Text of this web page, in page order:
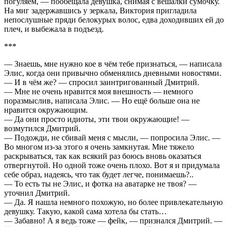
На миг задержавшись у зеркала, Виктория пригладила
непослушные пряди белокурых волос, едва доходивших ей до
плеч, и выбежала в подъезд.
***
— Знаешь, мне нужно кое в чём тебе признаться, — написала
Элис, когда они привычно обменялись дневными новостями.
— И в чём же? — спросил заинтригованный Дмитрий.
— Мне не очень нравится моя внешность — немного
поразмыслив, написала Элис. — Но ещё больше она не
нравится окружающим.
— Да они просто идиоты, эти твои окружающие! —
возмутился Дмитрий.
— Подожди, не сбивай меня с мысли, — попросила Элис. —
Во многом из-за этого я очень замкнутая. Мне тяжело
раскрываться, так как всякий раз боюсь вновь оказаться
отвергнутой. Но одной тоже очень плохо. Вот я и придумала
себе образ, надеясь, что так будет легче, понимаешь?..
— То есть ты не Элис, и фотка на аватарке не твоя? —
уточнил Дмитрий.
— Да. Я нашла немного похожую, но более привлекательную
девушку. Такую, какой сама хотела бы стать…
— Забавно! А я ведь тоже — фейк, — признался Дмитрий. —